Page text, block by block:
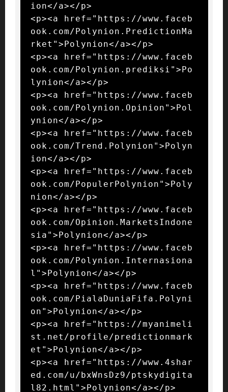
ion</a></p>
<p><a href="https://www.faceb
ook.com/Polynion.PredictionMa
rket">Polynion</a></p>
<p><a href="https://www.faceb
ook.com/Polynion.prediksi">Po
lynion</a></p>
<p><a href="https://www.faceb
ook.com/Polynion.Opinion">Pol
ynion</a></p>
<p><a href="https://www.faceb
ook.com/Trend.Polynion">Polyn
ion</a></p>
<p><a href="https://www.faceb
ook.com/PopulerPolynion">Poly
nion</a></p>
<p><a href="https://www.faceb
ook.com/Opinion.MarketsIndone
sia">Polynion</a></p>
<p><a href="https://www.faceb
ook.com/Polynion.Internasiona
l">Polynion</a></p>
<p><a href="https://www.faceb
ook.com/PialaDuniaFifa.Polyni
on">Polynion</a></p>
<p><a href="https://myanimeli
st.net/profile/predictionmark
et">Polynion</a></p>
<p><a href="https://www.4shar
ed.com/u/bxWnsDz9/ptskydigita
l82.html">Polynion</a></p>